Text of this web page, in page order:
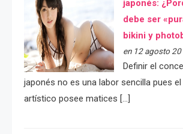
japonés:
debe ser
bikini y
en 12 agosto
Definir el
japonés no es una labor sencilla pues
artístico posee matices […]